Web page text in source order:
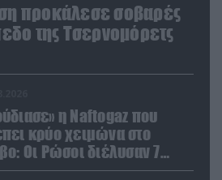
προκάλεσε σοβαρές
της Τσερνομόρετς
η Naftogaz που
κρύο χειμώνα στο
Οι Ρώσοι διέλυσαν 7
του ουκρανικού